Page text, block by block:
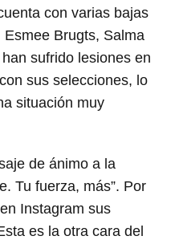
con varias bajas
Brugts, Salma
sufrido lesiones en
sus selecciones, lo
situación muy
de ánimo a la
Tu fuerza, más”. Por
Instagram sus
es la otra cara del